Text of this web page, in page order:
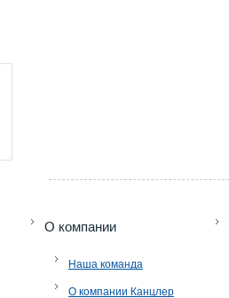
O компании
Наша команда
О компании Канцлер